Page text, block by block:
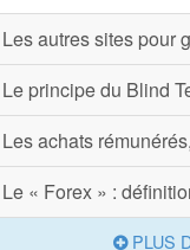
Le principe du Blind
PLUS